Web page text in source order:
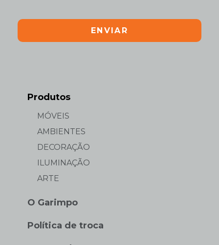
ENVIAR
Produtos
MÓVEIS
AMBIENTES
DECORAÇÃO
ILUMINAÇÃO
ARTE
O Garimpo
Política de troca